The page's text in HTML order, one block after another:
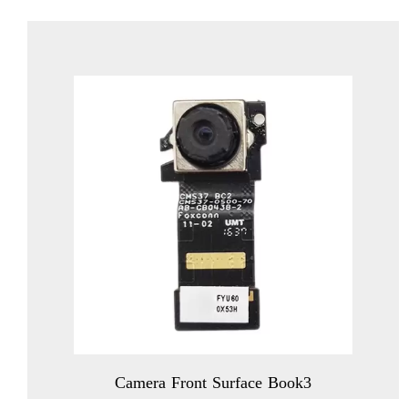
Camera Front Surface Book3